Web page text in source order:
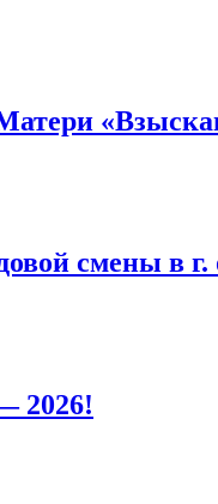
смены в г.
2026!